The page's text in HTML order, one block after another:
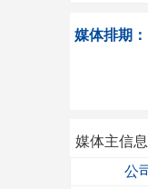
媒体排期：
媒体主信息
公